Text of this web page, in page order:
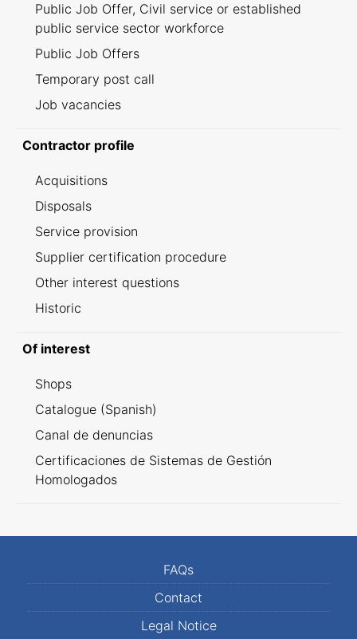
Public Job Offer, Civil service or established
public service sector workforce
Public Job Offers
Temporary post call
Job vacancies
Contractor profile
Acquisitions
Disposals
Service provision
Supplier certification procedure
Other interest questions
Historic
Of interest
Shops
Catalogue (Spanish)
Canal de denuncias
Certificaciones de Sistemas de Gestión
Homologados
FAQs
Contact
Legal Notice